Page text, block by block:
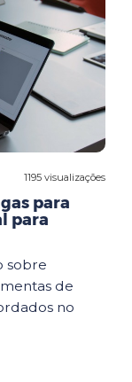
1195 visualizações
para
para
sobre
de
no